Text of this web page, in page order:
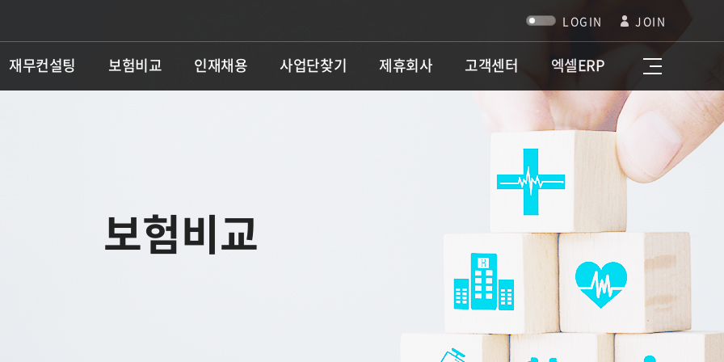
LOGIN JOIN
재무컨설팅 보험비교 인재채용 사업단찾기 제휴회사 고객센터 엑셀ERP
보험비교